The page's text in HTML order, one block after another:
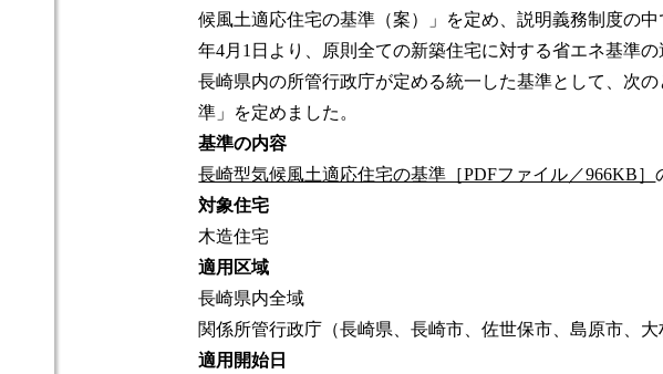
候風土適応住宅の基準（案）」を定め、説明義務制度の
年4月1日より、原則全ての新築住宅に対する省エネ基準
長崎県内の所管行政庁が定める統一した基準として、次
準」を定めました。
基準の内容
長崎型気候風土適応住宅の基準［PDFファイル／966KB］
対象住宅
木造住宅
適用区域
長崎県内全域
関係所管行政庁（長崎県、長崎市、佐世保市、島原市、大
適用開始日